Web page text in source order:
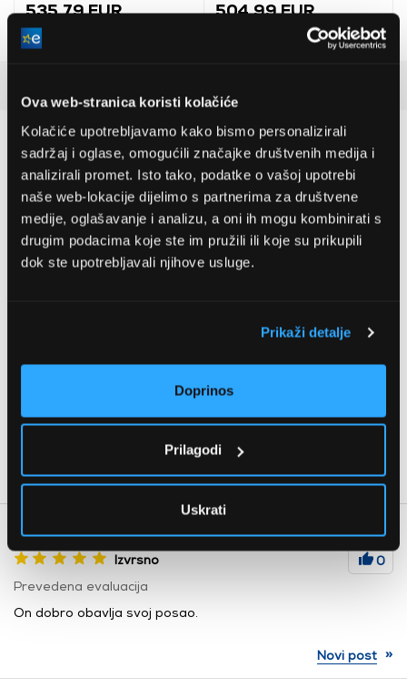
Ova web-stranica koristi kolačiće
Kolačiće upotrebljavamo kako bismo personalizirali
sadržaj i oglase, omogućili značajke društvenih medija i
analizirali promet. Isto tako, podatke o vašoj upotrebi
naše web-lokacije dijelimo s partnerima za društvene
medije, oglašavanje i analizu, a oni ih mogu kombinirati s
drugim podacima koje ste im pružili ili koje su prikupili
dok ste upotrebljavali njihove usluge.
Prikaži detalje
Doprinos
Prilagodi
Uskrati
(06008A7800)
535,79 EUR 504,99 EUR
4.7
6 ocjena
5 zvjezdica
0 kom
Recite nam svoje mišljenje o ovom proizvodu!
Izvrsno
0
Prevedena evaluacija
On dobro obavlja svoj posao.
Novi post »